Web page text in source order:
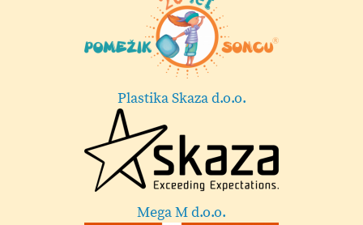
Plastika Skaza d.o.o.
Mega M d.o.o.